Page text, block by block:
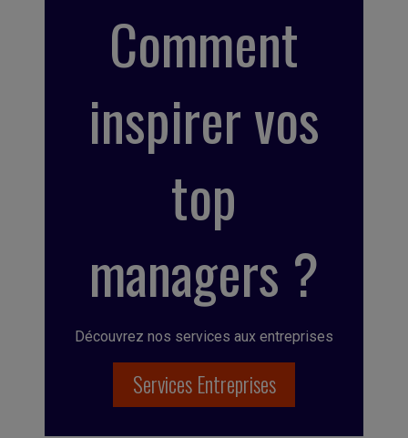
Comment
inspirer vos
top
managers ?
Découvrez nos services aux entreprises
Services Entreprises